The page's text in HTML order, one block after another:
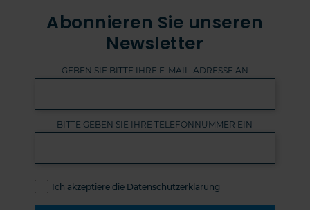
Abonnieren Sie unseren
Newsletter
GEBEN SIE BITTE IHRE E-MAIL-ADRESSE AN
BITTE GEBEN SIE IHRE TELEFONNUMMER EIN
Ich akzeptiere die Datenschutzerklärung